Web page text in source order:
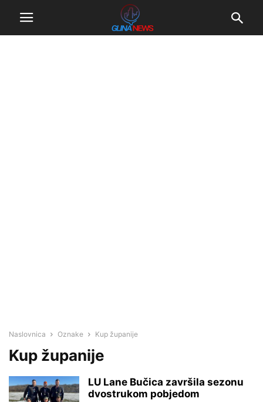
Naslovnica Oznake Kup županije
Kup županije
LU Lane Bučica završila sezonu
dvostrukom pobjedom